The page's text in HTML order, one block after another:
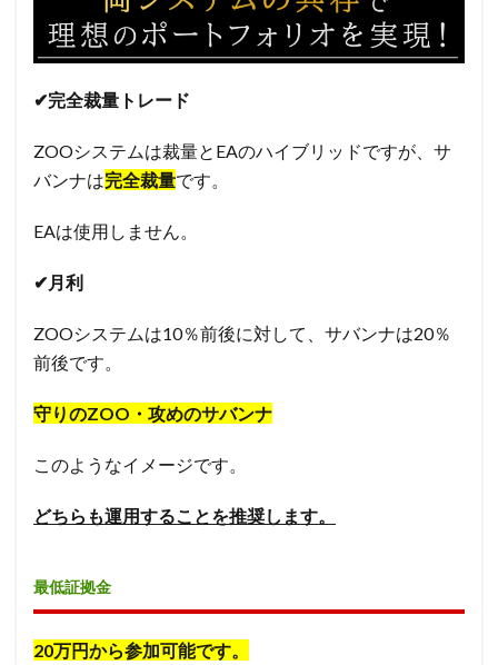
✔︎完全裁量トレード
ZOOシステムは裁量とEAのハイブリッドですが、サ
バンナは完全裁量です。
EAは使用しません。
✔︎月利
ZOOシステムは10％前後に対して、サバンナは20％
前後です。
守りのZOO・攻めのサバンナ
このようなイメージです。
どちらも運用することを推奨します。
最低証拠金
20万円から参加可能です。